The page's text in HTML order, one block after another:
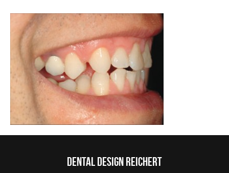
Dental Design Reichert